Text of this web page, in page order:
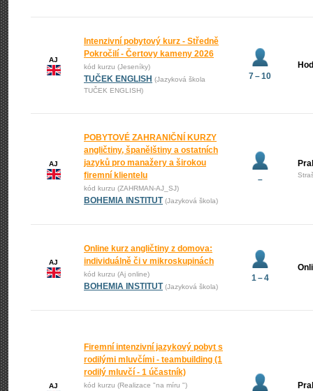
AJ
Intenzivní pobytový kurz - Středně
Pokročilí - Čertovy kameny 2026
kód kurzu (Jeseníky)
TUČEK ENGLISH (Jazyková škola
TUČEK ENGLISH)
7 – 10
AJ
POBYTOVÉ ZAHRANIČNÍ KURZY
angličtiny, španělštiny a ostatních
jazyků pro manažery a širokou
firemní klientelu
kód kurzu (ZAHRMAN-AJ_SJ)
BOHEMIA INSTITUT (Jazyková škola)
–
AJ
Online kurz angličtiny z domova:
individuálně či v mikroskupinách
kód kurzu (Aj online)
BOHEMIA INSTITUT (Jazyková škola)
1 – 4
AJ
Firemní intenzivní jazykový pobyt s
rodilými mluvčími - teambuilding (1
rodilý mluvčí - 1 účastník)
kód kurzu (Realizace "na míru ")